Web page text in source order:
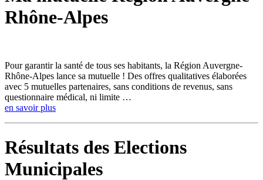
Rhône-Alpes
Pour garantir la santé de tous ses habitants, la Région Auvergne-
Rhône-Alpes lance sa mutuelle ! Des offres qualitatives élaborées
avec 5 mutuelles partenaires, sans conditions de revenus, sans
questionnaire médical, ni limite …
en savoir plus
Résultats des Elections
Municipales